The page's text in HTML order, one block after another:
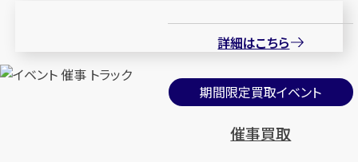
詳細はこちら
期間限定買取イベント
催事買取